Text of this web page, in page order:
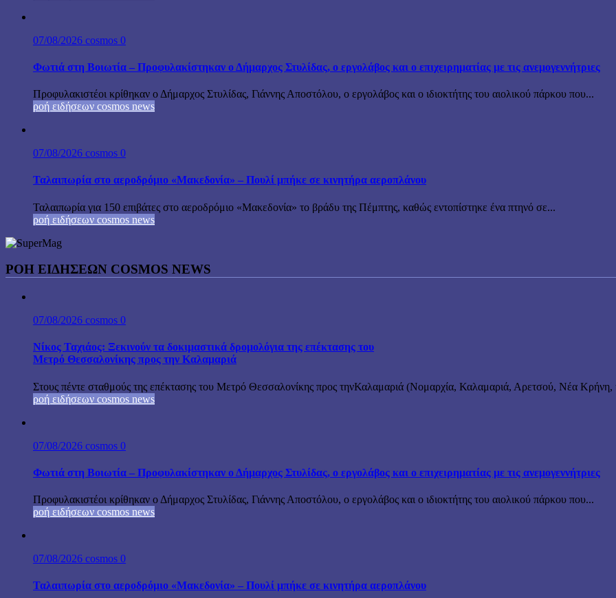
07/08/2026 cosmos 0
Φωτιά στη Βοιωτία – Προφυλακίστηκαν ο Δήμαρχος Στυλίδας, ο εργολάβος και ο επιχειρηματίας με τις ανεμογεννήτριες
Προφυλακιστέοι κρίθηκαν ο Δήμαρχος Στυλίδας, Γιάννης Αποστόλου, ο εργολάβος και ο ιδιοκτήτης του αιολικού πάρκου που...
ροή ειδήσεων cosmos news
07/08/2026 cosmos 0
Ταλαιπωρία στο αεροδρόμιο «Μακεδονία» – Πουλί μπήκε σε κινητήρα αεροπλάνου
Ταλαιπωρία για 150 επιβάτες στο αεροδρόμιο «Μακεδονία» το βράδυ της Πέμπτης, καθώς εντοπίστηκε ένα πτηνό σε...
ροή ειδήσεων cosmos news
ΡΟΉ ΕΙΔΉΣΕΩΝ COSMOS NEWS
07/08/2026 cosmos 0
Νίκος Ταχιάος: Ξεκινούν τα δοκιμαστικά δρομολόγια της επέκτασης του
Μετρό Θεσσαλονίκης προς την Καλαμαριά
Στους πέντε σταθμούς της επέκτασης του Μετρό Θεσσαλονίκης προς τηνΚαλαμαριά (Νομαρχία, Καλαμαριά, Αρετσού, Νέα Κρήνη,
ροή ειδήσεων cosmos news
07/08/2026 cosmos 0
Φωτιά στη Βοιωτία – Προφυλακίστηκαν ο Δήμαρχος Στυλίδας, ο εργολάβος και ο επιχειρηματίας με τις ανεμογεννήτριες
Προφυλακιστέοι κρίθηκαν ο Δήμαρχος Στυλίδας, Γιάννης Αποστόλου, ο εργολάβος και ο ιδιοκτήτης του αιολικού πάρκου που...
ροή ειδήσεων cosmos news
07/08/2026 cosmos 0
Ταλαιπωρία στο αεροδρόμιο «Μακεδονία» – Πουλί μπήκε σε κινητήρα αεροπλάνου